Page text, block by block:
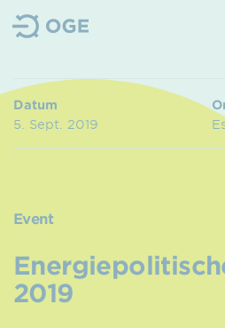
Datum
5. Sept. 2019
Event
2019